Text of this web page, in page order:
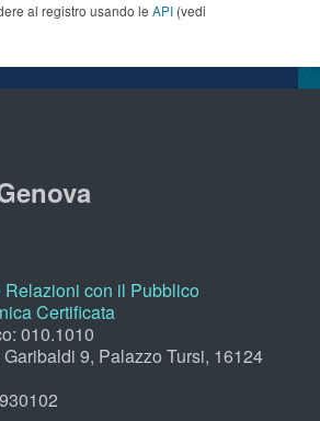
al registro usando le API (vedi
Relazioni con il Pubblico
Certificata
010.1010
9, Palazzo Tursi, 16124